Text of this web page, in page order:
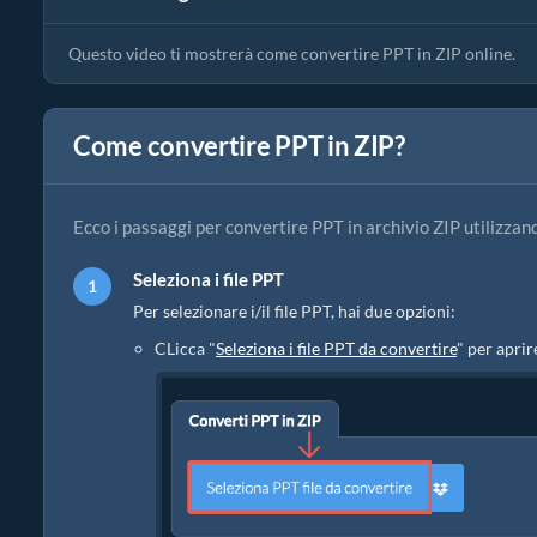
Questo video ti mostrerà come convertire PPT in ZIP online.
Come convertire PPT in ZIP?
Ecco i passaggi per convertire PPT in archivio ZIP
Seleziona i file PPT
Per selezionare i/il file PPT, hai due opzioni:
CLicca "Seleziona i file PPT da convertire" per